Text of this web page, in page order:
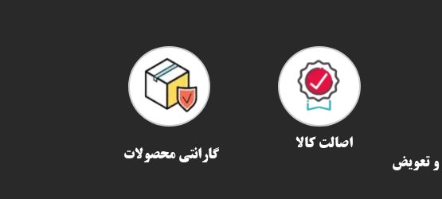
اصالت کالا
گارانتی محصولات